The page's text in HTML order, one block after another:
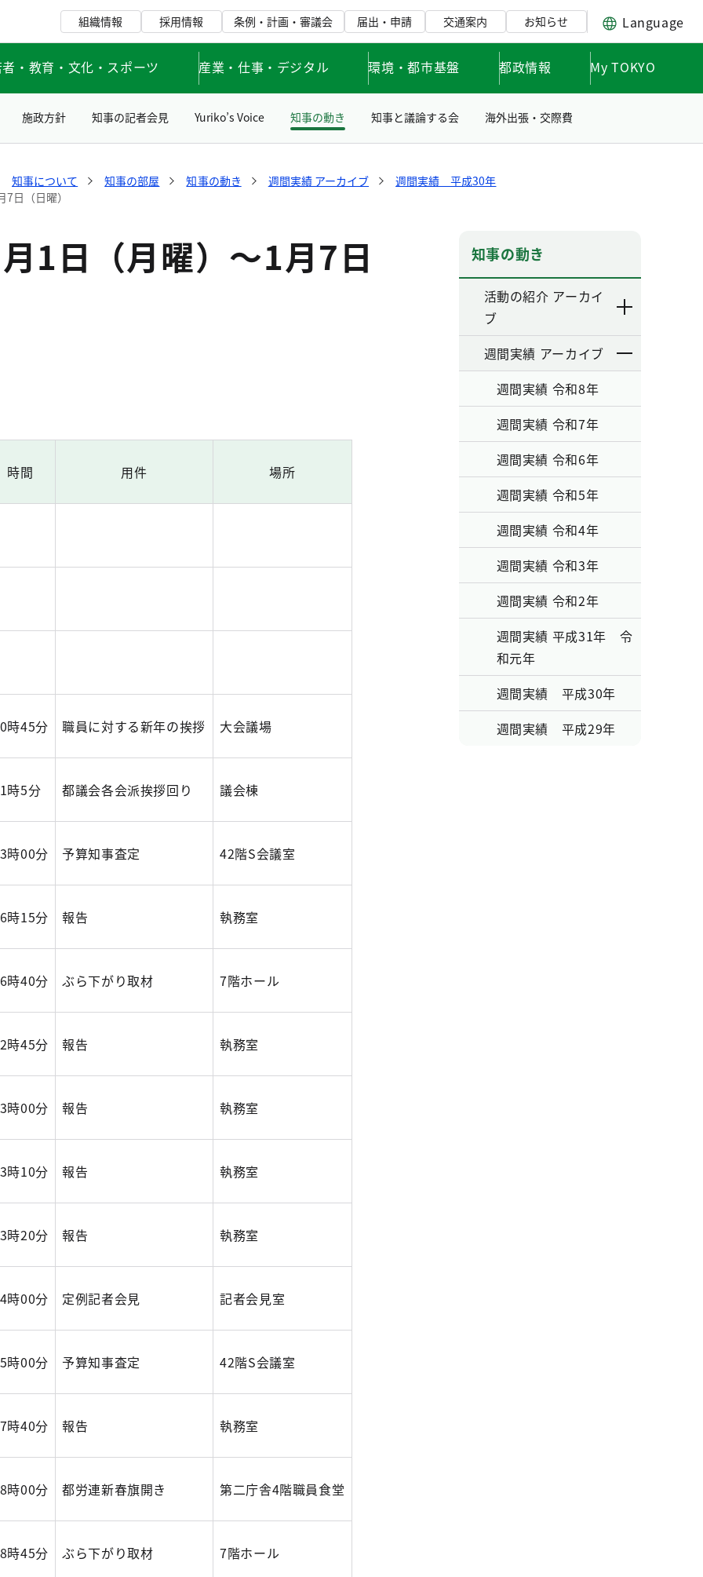
組織情報 採用情報 条例・計画・審議会 届出・申請 交通案内 お知らせ Language
・教育・文化・スポーツ 産業・仕事・デジタル 環境・都市基盤 都政情報 My TOKYO
施政方針 知事の記者会見 Yuriko’s Voice 知事の動き 知事と議論する会 海外出張・交際費
知事について 知事の部屋 知事の動き 週間実績 アーカイブ
週間実績 平成30年
日（日曜）
1日（月曜）～1月7日
時間 用件 場所
時45分 職員に対する新年の挨拶 大会議場
時5分 都議会各会派挨拶回り 議会棟
時00分 予算知事査定 42階S会議室
時15分 報告 執務室
時40分 ぶら下がり取材 7階ホール
時45分 報告 執務室
時00分 報告 執務室
時10分 報告 執務室
時20分 報告 執務室
時00分 定例記者会見 記者会見室
時00分 予算知事査定 42階S会議室
時40分 報告 執務室
時00分 都労連新春旗開き 第二庁舎4階職員食堂
時45分 ぶら下がり取材 7階ホール
知事の動き
活動の紹介 アーカイ
ブ
週間実績 アーカイブ
週間実績 令和8年
週間実績 令和7年
週間実績 令和6年
週間実績 令和5年
週間実績 令和4年
週間実績 令和3年
週間実績 令和2年
週間実績 平成31年 令
和元年
週間実績 平成30年
週間実績 平成29年